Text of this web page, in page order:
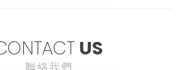
US
聯絡我們